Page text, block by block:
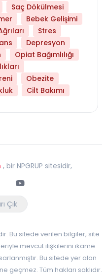
Saç Dökülmesi
Bebek Gelişimi
Stres
Depresyon
Opiat Bağımlılığı
Obezite
Cilt Bakımı
, bir NPGRUP sitesidir,
Youtube
Çık
Bu sitede verilen bilgiler, site
mevcut ilişkilerini ikame
Bu sitede yer alan
geçmez. Tüm hakları saklıdır.